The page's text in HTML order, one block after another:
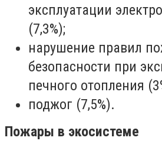
эксплуатации
(7,3%);
нарушение правил
безопасности при
печного отопления
поджог (7,5%).
Пожары в экосистеме